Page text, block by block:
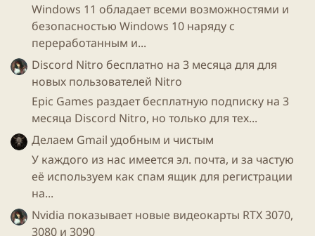
Windows 11 обладает всеми возможностями и
безопасностью Windows 10 наряду с
переработанным и...
Discord Nitro бесплатно на 3 месяца для для
новых пользователей Nitro
Epic Games раздает бесплатную подписку на 3
месяца Discord Nitro, но только для тех...
Делаем Gmail удобным и чистым
У каждого из нас имеется эл. почта, и за частую
её используем как спам ящик для регистрации
на...
Nvidia показывает новые видеокарты RTX 3070,
3080 и 3090